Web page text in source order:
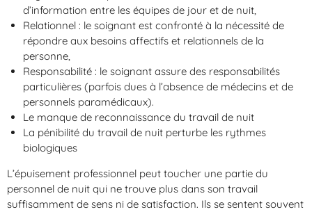
d’information entre les équipes de jour et de nuit,
Relationnel : le soignant est confronté à la nécessité de
répondre aux besoins affectifs et relationnels de la
personne,
Responsabilité : le soignant assure des responsabilités
particulières (parfois dues à l’absence de médecins et de
personnels paramédicaux).
Le manque de reconnaissance du travail de nuit
La pénibilité du travail de nuit perturbe les rythmes
biologiques
L’épuisement professionnel peut toucher une partie du
personnel de nuit qui ne trouve plus dans son travail
suffisamment de sens ni de satisfaction. Ils se sentent souvent